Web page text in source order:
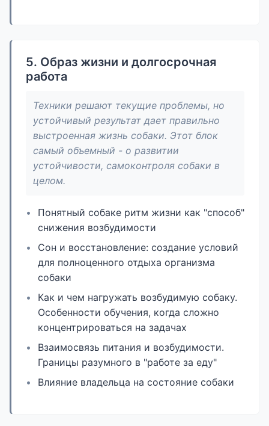
5. Образ жизни и долгосрочная
работа
Техники решают текущие проблемы, но
устойчивый результат дает правильно
выстроенная жизнь собаки. Этот блок
самый объемный - о развитии
устойчивости, самоконтроля собаки в
целом.
Понятный собаке ритм жизни как "способ"
снижения возбудимости
Сон и восстановление: создание условий
для полноценного отдыха организма
собаки
Как и чем нагружать возбудимую собаку.
Особенности обучения, когда сложно
концентрироваться на задачах
Взаимосвязь питания и возбудимости.
Границы разумного в "работе за еду"
Влияние владельца на состояние собаки